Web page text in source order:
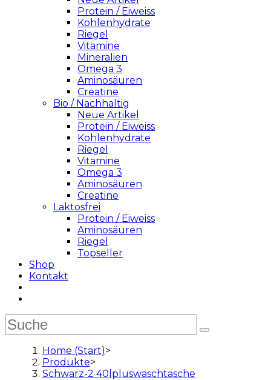
Protein / Eiweiss
Kohlenhydrate
Riegel
Vitamine
Mineralien
Omega 3
Aminosäuren
Creatine
Bio / Nachhaltig
Neue Artikel
Protein / Eiweiss
Kohlenhydrate
Riegel
Vitamine
Omega 3
Aminosäuren
Creatine
Laktosfrei
Protein / Eiweiss
Aminosäuren
Riegel
Topseller
Shop
Kontakt
Home (Start)>
Produkte>
Schwarz-2 40lpluswaschtasche